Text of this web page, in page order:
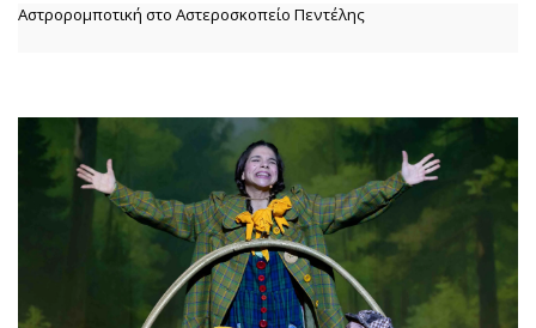
Αστρορομποτική στο Αστεροσκοπείο Πεντέλης